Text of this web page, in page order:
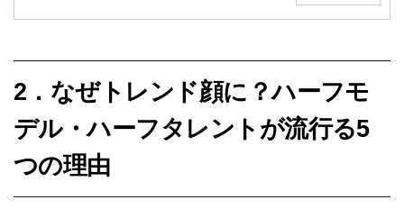
2．なぜトレンド顔に？ハーフモ
デル・ハーフタレントが流行る5
つの理由